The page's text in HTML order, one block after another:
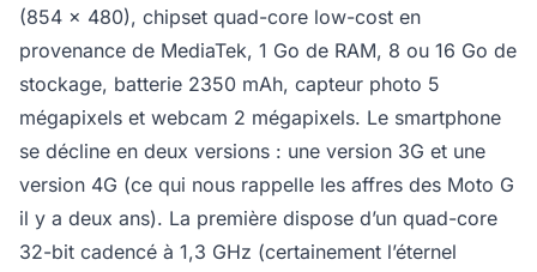
(854 x 480), chipset quad-core low-cost en
provenance de MediaTek, 1 Go de RAM, 8 ou 16 Go de
stockage, batterie 2350 mAh, capteur photo 5
mégapixels et webcam 2 mégapixels. Le smartphone
se décline en deux versions : une version 3G et une
version 4G (ce qui nous rappelle les affres des Moto G
il y a deux ans). La première dispose d’un quad-core
32-bit cadencé à 1,3 GHz (certainement l’éternel